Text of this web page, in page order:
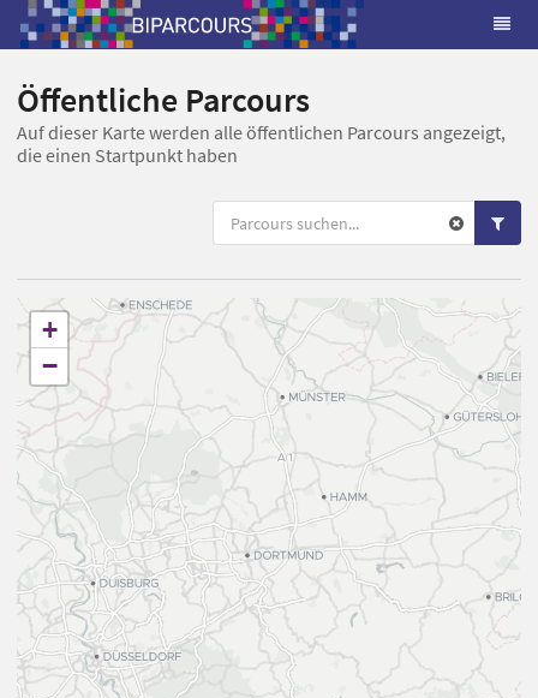
Öffentliche Parcours
Auf dieser Karte werden alle öffentlichen Parcours angezeigt,
die einen Startpunkt haben
+
−